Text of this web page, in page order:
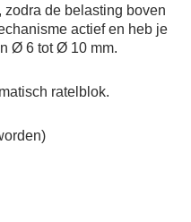
de belasting boven
actief en heb je
Ø 6 tot Ø 10 mm.
ratelblok.